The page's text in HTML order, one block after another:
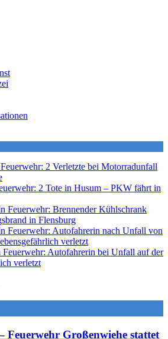
2 Verletzte bei Motorradunfall
2 Tote in Husum – PKW fährt in
Feuerwehr: Brennender Kühlschrank
in Flensburg
Feuerwehr: Autofahrerin nach Unfall von
verletzt
Feuerwehr: Autofahrerin bei Unfall auf der
verletzt
Feuerwehr Großenwiehe stattet